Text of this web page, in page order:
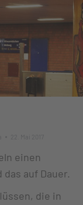
einen
auf Dauer.
die in